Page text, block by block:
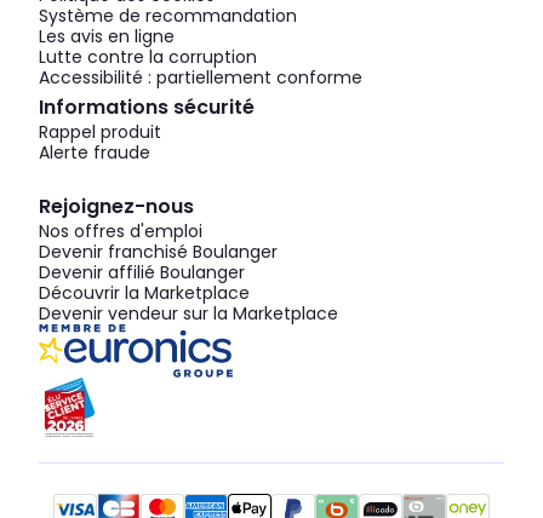
Système de recommandation
Les avis en ligne
Lutte contre la corruption
Accessibilité : partiellement conforme
Informations sécurité
Rappel produit
Alerte fraude
Rejoignez-nous
Nos offres d'emploi
Devenir franchisé Boulanger
Devenir affilié Boulanger
Découvrir la Marketplace
Devenir vendeur sur la Marketplace